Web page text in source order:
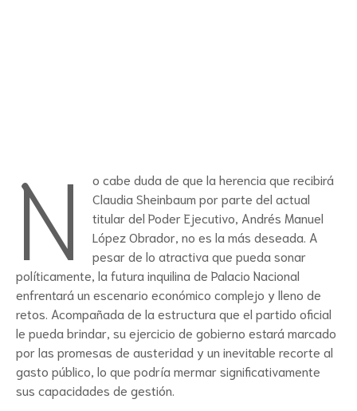
N
o cabe duda de que la herencia que recibirá
Claudia Sheinbaum por parte del actual
titular del Poder Ejecutivo, Andrés Manuel
López Obrador, no es la más deseada. A
pesar de lo atractiva que pueda sonar
políticamente, la futura inquilina de Palacio Nacional
enfrentará un escenario económico complejo y lleno de
retos. Acompañada de la estructura que el partido oficial
le pueda brindar, su ejercicio de gobierno estará marcado
por las promesas de austeridad y un inevitable recorte al
gasto público, lo que podría mermar significativamente
sus capacidades de gestión.